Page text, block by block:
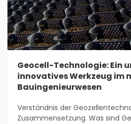
Geocell-Technologie: Ein
innovatives Werkzeug im
Bauingenieurwesen
Verständnis der
Zusammensetzung. Was sind